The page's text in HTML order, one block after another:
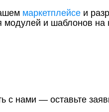
маркетплейсе и
и шаблонов на
с нами — оставьте